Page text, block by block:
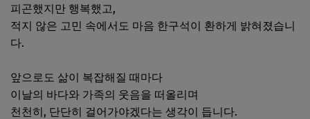
피곤했지만 행복했고,
적지 않은 고민 속에서도 마음 한구석이 환하게 밝혀졌습니
다.
앞으로도 삶이 복잡해질 때마다
이날의 바다와 가족의 웃음을 떠올리며
천천히, 단단히 걸어가야겠다는 생각이 듭니다.